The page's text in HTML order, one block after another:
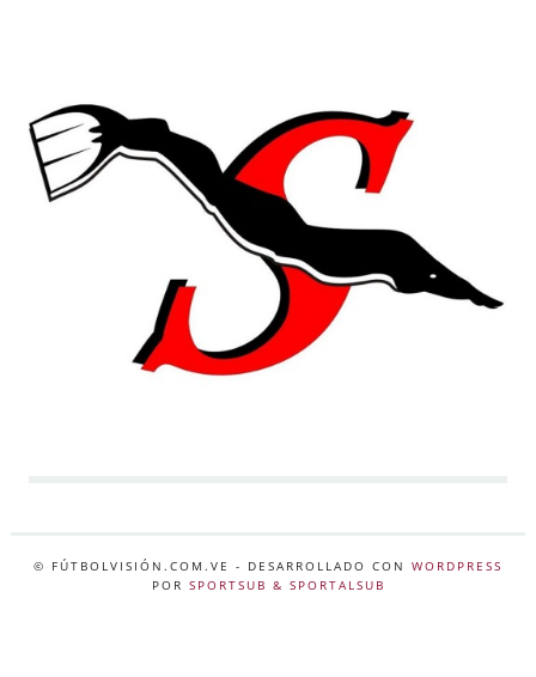
© FÚTBOLVISIÓN.COM.VE - DESARROLLADO CON WORDPRESS
POR SPORTSUB & SPORTALSUB